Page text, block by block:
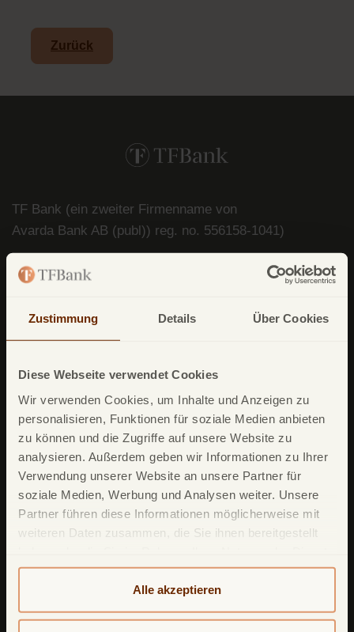
Zustimmung Details Über Cookies
Diese Webseite verwendet Cookies
Wir verwenden Cookies, um Inhalte und Anzeigen zu
personalisieren, Funktionen für soziale Medien anbieten
zu können und die Zugriffe auf unsere Website zu
analysieren. Außerdem geben wir Informationen zu Ihrer
Verwendung unserer Website an unsere Partner für
soziale Medien, Werbung und Analysen weiter. Unsere
Partner führen diese Informationen möglicherweise mit
weiteren Daten zusammen, die Sie ihnen bereitgestellt
gesammelt haben. Weitere detailliertere Informationen
finden Sie in unsererDatenschutzerklärung
Cookie-Policy. Das Impressum können Siehier
Alle akzeptieren
Zurück
TF Bank (ein zweiter Firmenname von
Avarda Bank AB (publ)) reg. no. 556158-1041)
Postfach11 02 28
10832 Berlin
Deutschland
Unsere Produkte
TF Mastercard Gold
TF Bank Tagesgeld
TF Bank Festgeld
TF Bank Mobile App